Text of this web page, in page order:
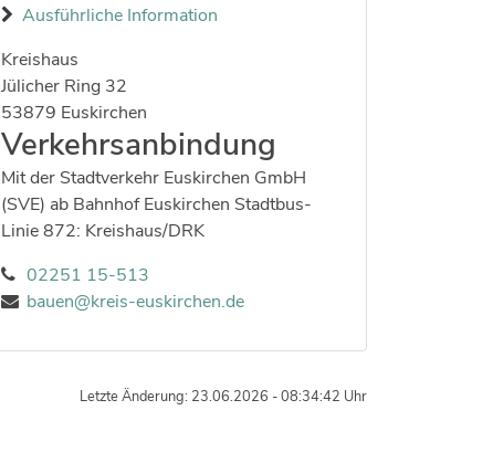
Ausführliche Information
Kreishaus
Strasse:
Jülicher Ring Hausnummer:
32
Postleitzahl:
53879 Ort:
Euskirchen
Verkehrsanbindung
Mit der Stadtverkehr Euskirchen GmbH
(SVE) ab Bahnhof Euskirchen Stadtbus-
Linie 872: Kreishaus/DRK
02251 15-513
bauen@kreis-euskirchen.de
Letzte Änderung: 23.06.2026 - 08:34:42 Uhr